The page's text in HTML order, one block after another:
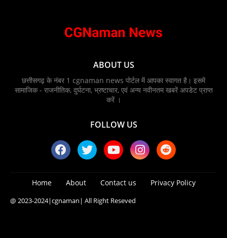
ABOUT US
छत्तीसगढ़ के नंबर 1 cgnaman news पोर्टल में आपका स्वागत है। इसमें
सामाजिक - राजनीतिक, दुर्घटना, भ्रष्टाचार, एवं अन्य नवीनतम खबरें अपडेट प्राप्त
करें ।
FOLLOW US
Home About Contact us Privacy Policy
@ 2023-2024|cgnaman| All Right Reseved